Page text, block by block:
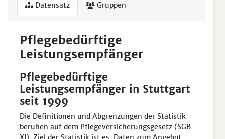
Datensatz Gruppen
Pflegebedürftige
Leistungsempfänger
Pflegebedürftige
Leistungsempfänger in Stuttgart
seit 1999
Die Definitionen und Abgrenzungen der Statistik
beruhen auf dem Pflegeversicherungsgesetz (SGB